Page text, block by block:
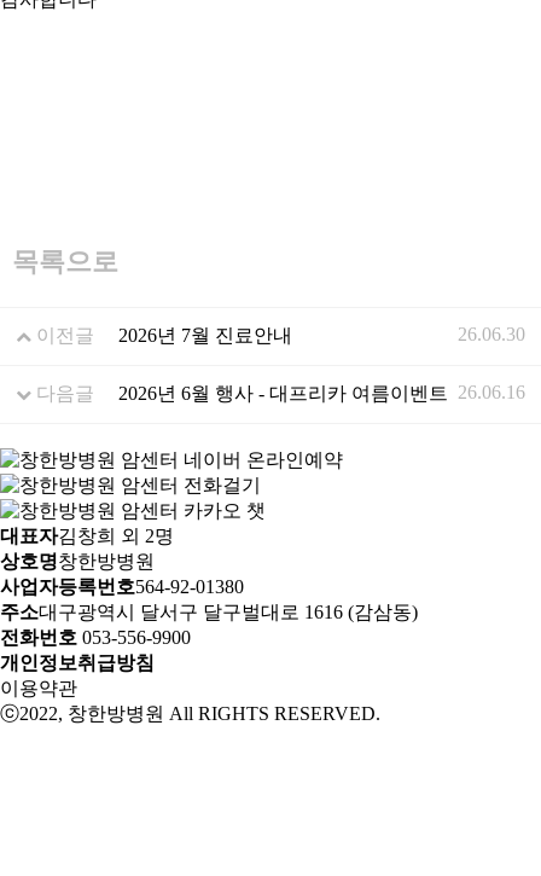
목록으로
이전글 2026년 7월 진료안내 26.06.30
다음글 2026년 6월 행사 - 대프리카 여름이벤트 26.06.16
대표자김창희 외 2명
상호명창한방병원
사업자등록번호564-92-01380
주소대구광역시 달서구 달구벌대로 1616 (감삼동)
전화번호 053-556-9900
개인정보취급방침
이용약관
ⓒ2022, 창한방병원 All RIGHTS RESERVED.